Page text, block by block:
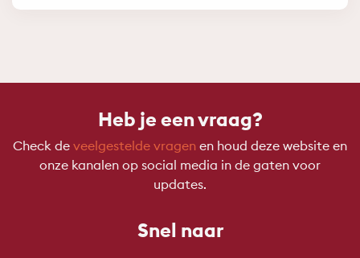
Heb je een vraag?
Check de veelgestelde vragen en houd deze website en
onze kanalen op social media in de gaten voor
updates.
Snel naar